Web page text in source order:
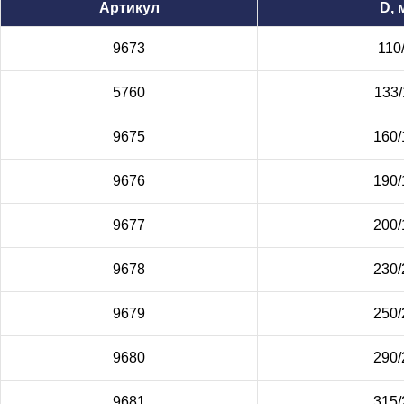
Артикул D,
9673
5760
9675
9676
9677
9678
9679
9680